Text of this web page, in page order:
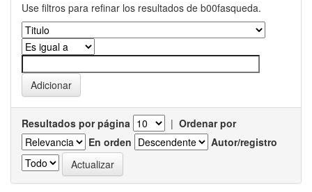
Use filtros para refinar los resultados de b00fasqueda.
Resultados por página | Ordenar por
En orden
Autor/registro